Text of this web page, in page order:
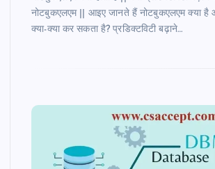
नोटबुकएलएम || आइए जानते हैं नोटबुकएलएम क्या
क्या-क्या कर सकता है? प्रडिक्टविटी बढ़ाने…